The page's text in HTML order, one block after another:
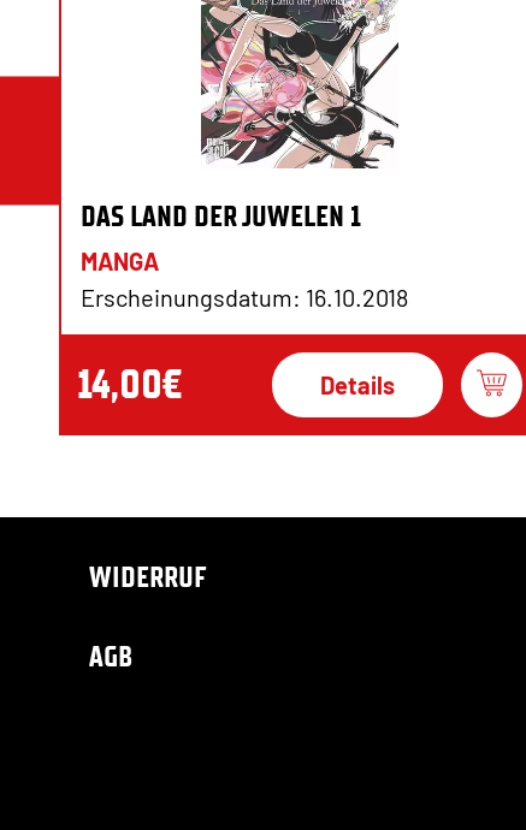
DAS LAND DER JUWELEN 1
MANGA
Erscheinungsdatum: 16.10.2018
14,00€ Details
WIDERRUF
AGB